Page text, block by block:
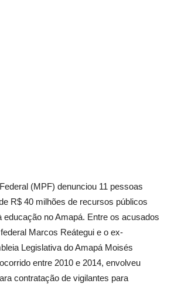
(MPF) denunciou 11 pessoas
R$ 40 milhões de recursos públicos
educação no Amapá. Entre os acusados
Marcos Reátegui e o ex-
Legislativa do Amapá Moisés
entre 2010 e 2014, envolveu
contratação de vigilantes para